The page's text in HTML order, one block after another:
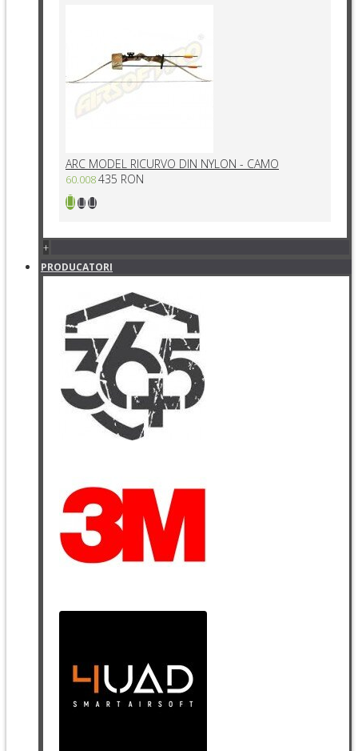
ARC MODEL RICURVO DIN NYLON - CAMO
60.008435 RON
+
PRODUCATORI